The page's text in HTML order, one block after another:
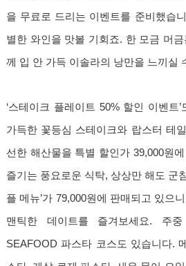
을 무료로 드리는 이벤트를 준비했습
별한 와인을 맛볼 기회죠. 한 모금 머
께 입 안 가득 이솔라의 낭만을 느끼실
‘스테이크 플레이트 50% 할인 이벤트
가득한 꽃등심 스테이크와 랍스터 테
선한 해산물을 특별 할인가 39,000원
즐기는 풍요로운 식탁, 상상만 해도 군
플 메뉴’가 79,000원에 판매되고 있으
맨틱한 데이트를 즐겨보세요. 주
SEAFOOD 파스타 코스도 있습니다.